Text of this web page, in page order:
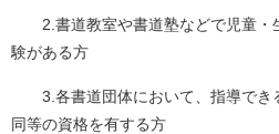
2.書道教室や書道塾などで児童・
験がある方
3.各書道団体において、指導でき
同等の資格を有する方